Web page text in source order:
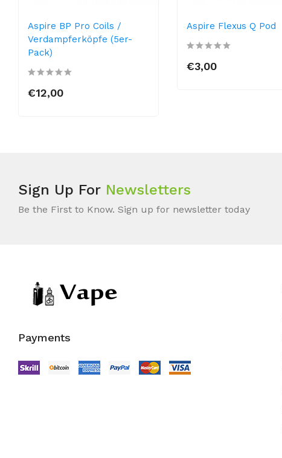
Aspire BP Pro Coils /
Verdampferköpfe (5er-
Pack)
€12,00
Aspire Flexus Q Pod
€3,00
Sign Up For Newsletters
Be the First to Know. Sign up for newsletter today
Payments